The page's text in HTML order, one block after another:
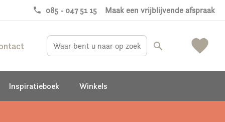
phone 085 - 047 51 15 Maak een vrijblijvende afspraak
favorite
search
Inspiratieboek Winkels